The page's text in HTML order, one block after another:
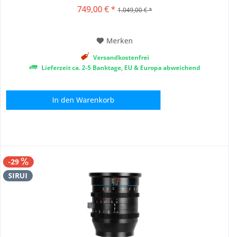
Aberration ab und kann auf verschiedenen professionellen
749,00 € * 1.049,00 € *
Merken
Versandkostenfrei
Lieferzeit ca. 2-5 Banktage, EU & Europa abweichend
In den Warenkorb
-29
SIRUI